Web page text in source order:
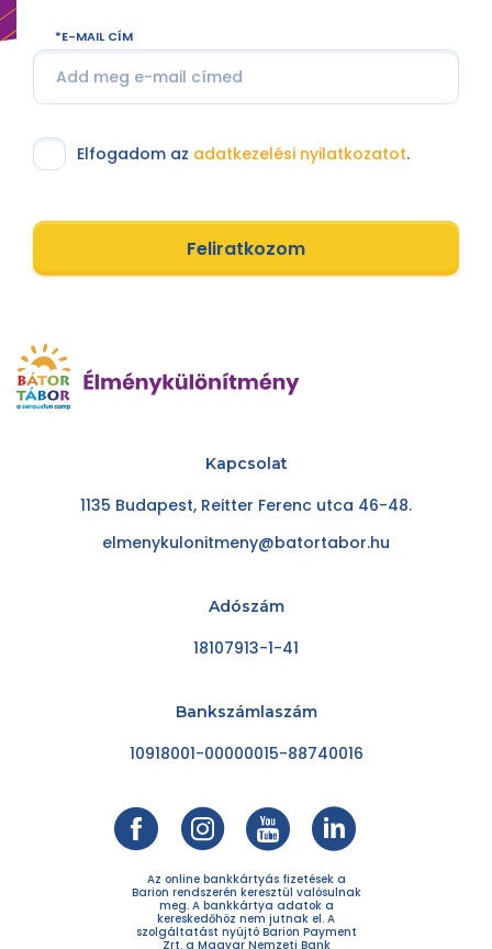
E-MAIL CÍM
Elfogadom az adatkezelési nyilatkozatot.
Feliratkozom
Kapcsolat
1135 Budapest, Reitter Ferenc utca 46-48.
elmenykulonitmeny@batortabor.hu
Adószám
18107913-1-41
Bankszámlaszám
10918001-00000015-88740016
Az online bankkártyás fizetések a
Barion rendszerén keresztül valósulnak
meg. A bankkártya adatok a
kereskedőhöz nem jutnak el. A
szolgáltatást nyújtó Barion Payment
Zrt. a Magyar Nemzeti Bank